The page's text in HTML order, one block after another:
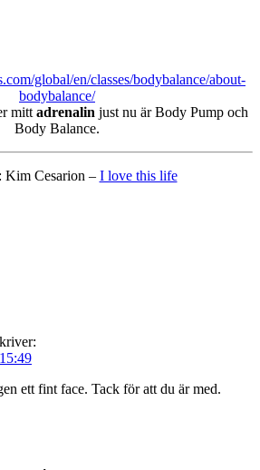
global/en/classes/bodybalance/about-
bodybalance/
mitt adrenalin just nu är Body Pump och
Body Balance.
Kim Cesarion – I love this life
ett fint face. Tack för att du är med.